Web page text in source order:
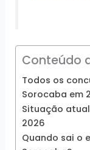
Conteúdo
Todos os
Sorocaba em
Situação atual
2026
Quando sai o